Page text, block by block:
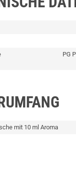
PG
mit 10 ml Aroma